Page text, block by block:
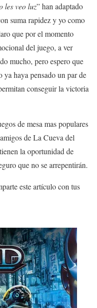
les veo luz” han adaptado
suma rapidez y yo como
que por el momento
del juego, a ver
mucho, pero espero que
ya haya pensado un par de
conseguir la victoria
de mesa mas populares
de La Cueva del
la oportunidad de
que no se arrepentirán.
este artículo con tus